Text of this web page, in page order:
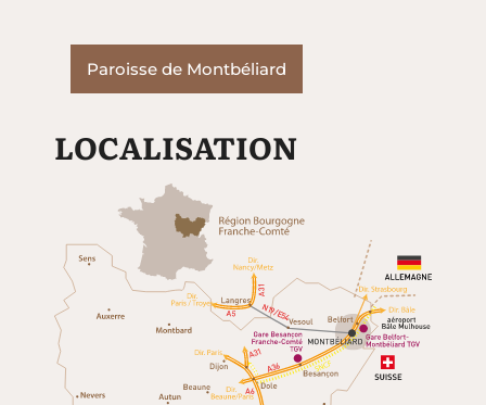
Paroisse de Montbéliard
LOCALISATION